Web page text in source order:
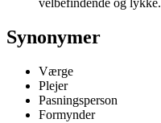
Synonymer
Værge
Plejer
Pasningsperson
Formynder